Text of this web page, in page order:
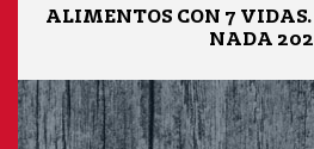
ALIMENTOS CON 7
NADA